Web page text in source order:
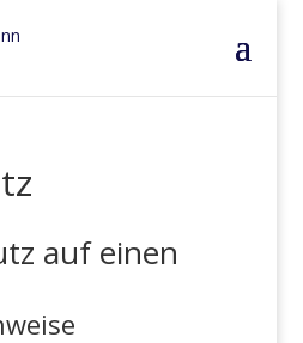
auf einen